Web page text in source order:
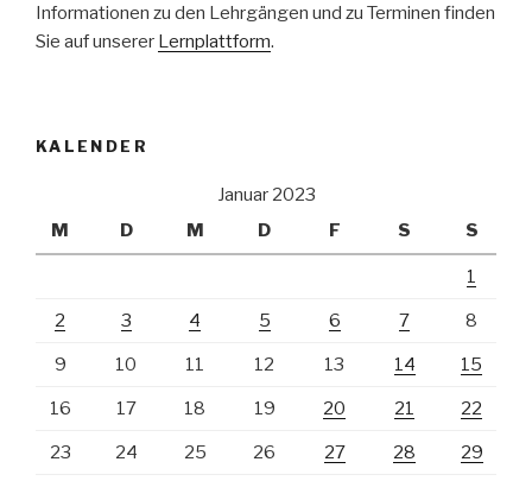
Informationen zu den Lehrgängen und zu Terminen finden
Sie auf unserer Lernplattform.
KALENDER
Januar 2023
M
D M D F S S
1
2 3 4 5 6 7 8
9 10 11 12 13 14 15
16 17 18 19 20 21 22
23 24 25 26 27 28 29